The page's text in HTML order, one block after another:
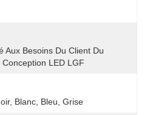
Aux Besoins Du Client Du
LED LGF
Blanc, Bleu, Grise